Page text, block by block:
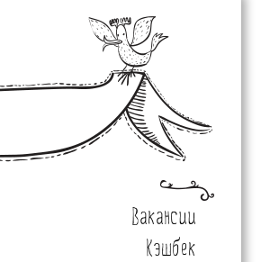
Вакансии
Кэшбек